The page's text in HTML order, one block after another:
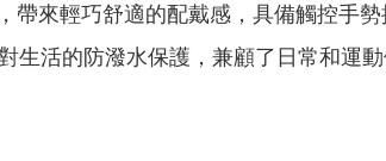
帶來輕巧舒適的配戴感，具備觸控手
生活的防潑水保護，兼顧了日常和運